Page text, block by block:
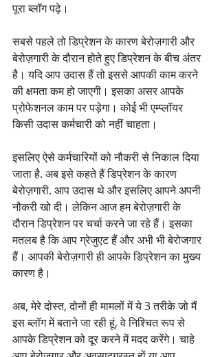
पूरा ब्लॉग पढ़े।
सबसे पहले तो डिप्रेशन के कारण बेरोज़गारी और
बेरोज़गारी के दौरान होते हुए डिप्रेशन के बीच अंतर
है। यदि आप उदास हैं तो इससे आपकी काम करने
की क्षमता कम हो जाएगी। इसका असर आपके
प्रोफेशनल काम पर पड़ेगा। कोई भी एम्प्लॉयर
किसी उदास कर्मचारी को नहीं चाहता।
इसलिए ऐसे कर्मचारियों को नौकरी से निकाल दिया
जाता है. अब इसे कहते हैं डिप्रेशन के कारण
बेरोज़गारी. आप उदास थे और इसलिए आपने अपनी
नौकरी खो दी। लेकिन आज हम बेरोज़गारी के
दौरान डिप्रेशन पर चर्चा करने जा रहे हैं। इसका
मतलब है कि आप ग्रेजुएट हैं और अभी भी बेरोजगार
हैं। आपकी बेरोज़गारी ही आपके डिप्रेशन का मुख्य
कारण है।
अब, मेरे दोस्त, दोनों ही मामलों में ये 3 तरीके जो मैं
इस ब्लॉग में बताने जा रही हूं, वे निश्चित रूप से
आपके डिप्रेशन को दूर करने में मदद करेंगे। चाहे